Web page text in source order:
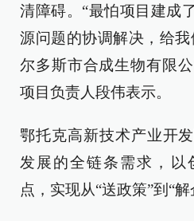
清障碍。“最怕项目建成
源问题的协调解决，给
尔多斯市合成生物有限
项目负责人段伟表示。
鄂托克高新技术产业开
发展的全链条需求，以
点，实现从“送政策”到“解